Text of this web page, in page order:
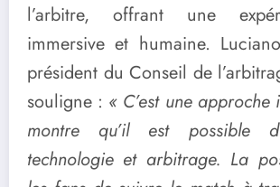
l’arbitre, offrant une
immersive et humaine.
président du Conseil de
souligne : « C’est une
montre qu’il est possible
technologie et arbitrage. La